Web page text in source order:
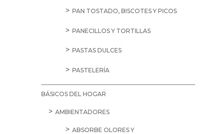
PAN TOSTADO, BISCOTES Y PICOS
PANECILLOS Y TORTILLAS
PASTAS DULCES
PASTELERÍA
BÁSICOS DEL HOGAR
AMBIENTADORES
ABSORBE OLORES Y